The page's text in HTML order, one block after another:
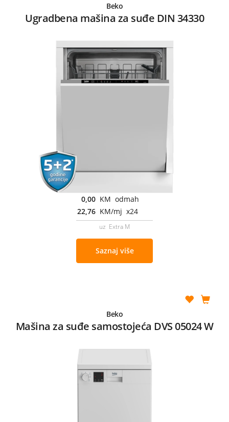
Beko
Ugradbena mašina za suđe DIN 34330
0,00 KM odmah
22,76 KM/mj x24
uz Extra M
Saznaj više
Beko
Mašina za suđe samostojeća DVS 05024 W